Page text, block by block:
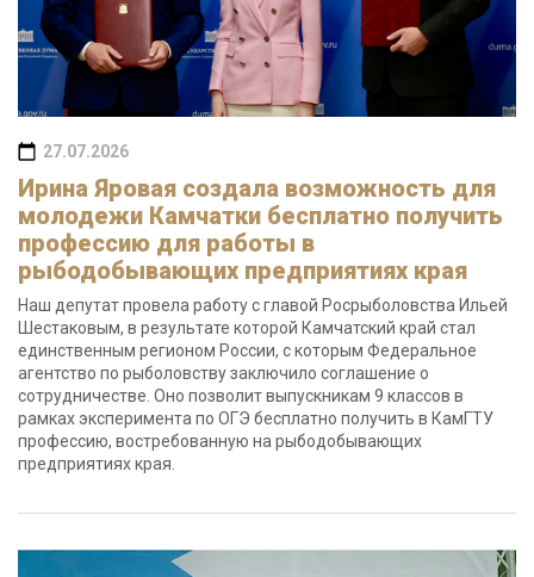
27.07.2026
Ирина Яровая создала возможность для
молодежи Камчатки бесплатно получить
профессию для работы в
рыбодобывающих предприятиях края
Наш депутат провела работу с главой Росрыболовства Ильей
Шестаковым, в результате которой Камчатский край стал
единственным регионом России, с которым Федеральное
агентство по рыболовству заключило соглашение о
сотрудничестве. Оно позволит выпускникам 9 классов в
рамках эксперимента по ОГЭ бесплатно получить в КамГТУ
профессию, востребованную на рыбодобывающих
предприятиях края.